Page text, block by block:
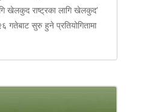
खेलकुद राष्ट्रका लागि खेलकुद’
गतेबाट सुरु हुने प्रतियोगितामा